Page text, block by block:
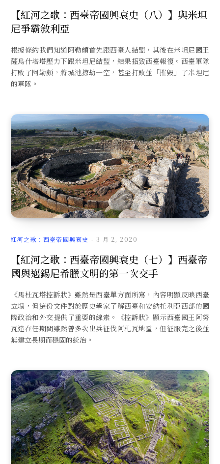
【紅河之歌：西臺帝國興衰史（八）】與米坦
尼爭霸敘利亞
根據條約我們知道阿勒頗首先跟西臺人結盟，其後在米坦尼國王
薩烏什塔塔壓力下跟米坦尼結盟，結果招致西臺報復。西臺軍隊
打敗了阿勒頗，將城池掠劫一空，甚至打敗並「摧毀」了米坦尼
的軍隊。
紅河之歌：西臺帝國興衰史 3 月 2, 2020
【紅河之歌：西臺帝國興衰史（七）】西臺帝
國與邁錫尼希臘文明的第一次交手
《馬杜瓦塔控訴狀》雖然是西臺單方面所寫，內容明顯反映西臺
立場，但這份文件對於歷史學家了解西臺和安納托利亞西部的國
際政治和外交提供了重要的線索。《控訴狀》顯示西臺國王阿努
瓦達在任期間雖然曾多次出兵征伐阿札瓦地區，但征服完之後並
無建立長期而穩固的統治。